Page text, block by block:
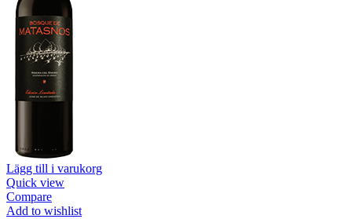
Lägg till i varukorg
Quick view
Compare
Add to wishlist